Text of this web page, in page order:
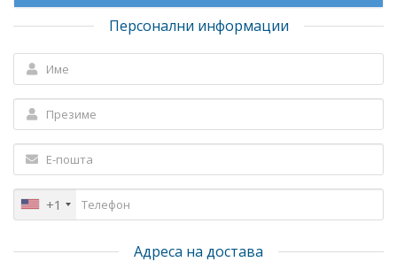
Персонални информации
+1
Адреса на достава